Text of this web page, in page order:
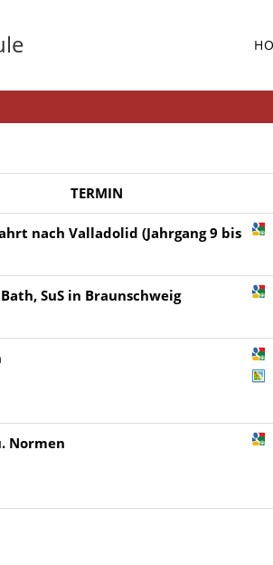
TERMIN
nach Valladolid (Jahrgang 9 bis
SuS in Braunschweig
Normen